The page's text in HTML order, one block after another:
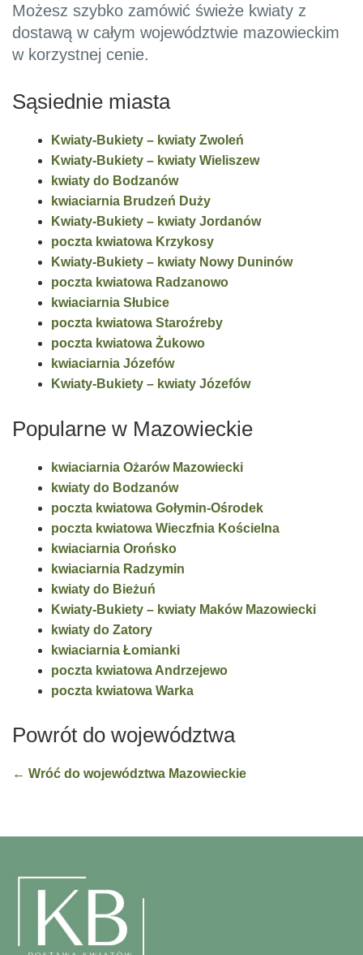
Możesz szybko zamówić świeże kwiaty z
dostawą w całym województwie mazowieckim
w korzystnej cenie.
Sąsiednie miasta
Kwiaty-Bukiety – kwiaty Zwoleń
Kwiaty-Bukiety – kwiaty Wieliszew
kwiaty do Bodzanów
kwiaciarnia Brudzeń Duży
Kwiaty-Bukiety – kwiaty Jordanów
poczta kwiatowa Krzykosy
Kwiaty-Bukiety – kwiaty Nowy Duninów
poczta kwiatowa Radzanowo
kwiaciarnia Słubice
poczta kwiatowa Staroźreby
poczta kwiatowa Żukowo
kwiaciarnia Józefów
Kwiaty-Bukiety – kwiaty Józefów
Popularne w Mazowieckie
kwiaciarnia Ożarów Mazowiecki
kwiaty do Bodzanów
poczta kwiatowa Gołymin-Ośrodek
poczta kwiatowa Wieczfnia Kościelna
kwiaciarnia Orońsko
kwiaciarnia Radzymin
kwiaty do Bieżuń
Kwiaty-Bukiety – kwiaty Maków Mazowiecki
kwiaty do Zatory
kwiaciarnia Łomianki
poczta kwiatowa Andrzejewo
poczta kwiatowa Warka
Powrót do województwa
← Wróć do województwa Mazowieckie